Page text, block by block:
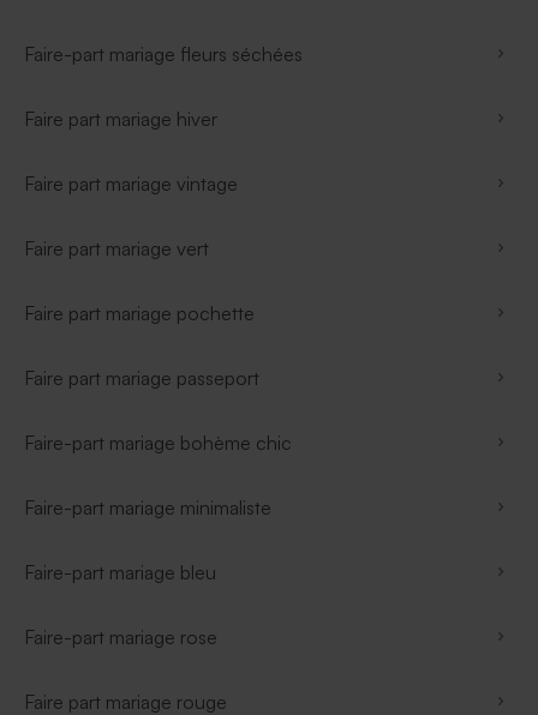
Faire-part mariage fleurs séchées
Faire part mariage hiver
Faire part mariage vintage
Faire part mariage vert
Faire part mariage pochette
Faire part mariage passeport
Faire-part mariage bohème chic
Faire-part mariage minimaliste
Faire-part mariage bleu
Faire-part mariage rose
Faire part mariage rouge